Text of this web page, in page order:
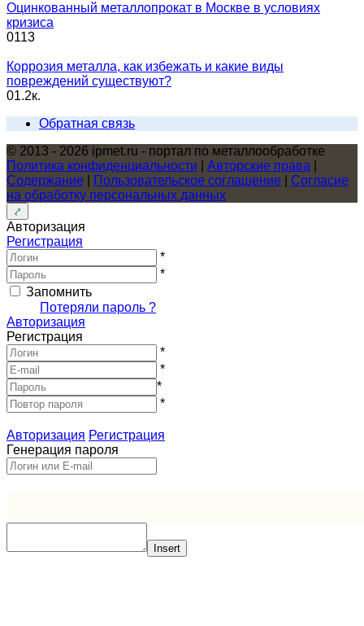
Оцинкованный металлопрокат в Москве в условиях
кризиса
0113
Коррозия металла, как избежать и какие виды
повреждений существуют?
01.2к.
Обратная связь
© 2013 - 2026 ipmet.ru - портал по металлообработке
Политика конфиденциальности
Авторские права
Содержание
Пользовательское соглашение
Согласие
на обработку персональных данных
Авторизация
Регистрация
*
*
Запомнить
Потеряли пароль ?
Авторизация
Регистрация
*
*
*
*
Авторизация Регистрация
Генерация пароля
Insert